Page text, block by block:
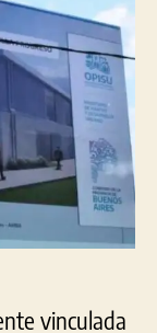
vinculada